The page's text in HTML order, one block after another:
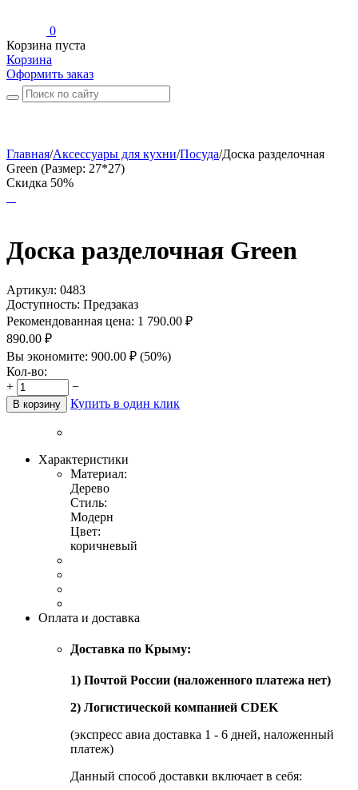
0
Корзина пуста
Корзина
Оформить заказ
Главная/Аксессуары для кухни/Посуда/Доска разделочная
Green (Размер: 27*27)
Скидка 50%
Доска разделочная Green
Артикул: 0483
Доступность: Предзаказ
Рекомендованная цена: 1 790.00 ₽
890.00 ₽
Вы экономите: 900.00 ₽ (50%)
Кол-во:
+
−
В корзину Купить в один клик
Характеристики
Материал:
Дерево
Стиль:
Модерн
Цвет:
коричневый
Оплата и доставка
Доставка по Крыму:
1) Почтой России (наложенного платежа нет)
2) Логистической компанией CDEK
(экспресс авиа доставка 1 - 6 дней, наложенный
платеж)
Данный способ доставки включает в себя: